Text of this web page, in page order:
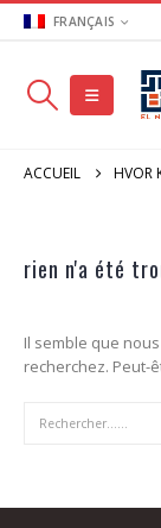
FRANÇAIS
ACCUEIL HVOR
rien n'a été
Il semble que
recherchez. Peut-